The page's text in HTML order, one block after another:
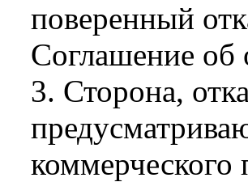
поверенный
Соглашение об
3. Сторона,
коммерческого